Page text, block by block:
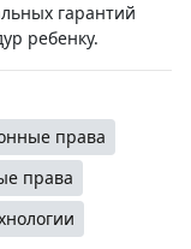
гарантий
ребенку.
права
права